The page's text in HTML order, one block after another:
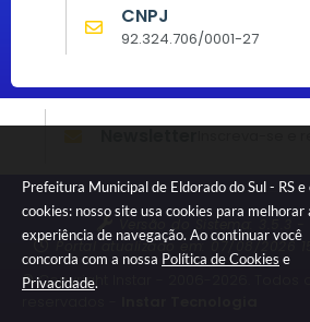
Prefeitura Municipal de Eldorado do Sul - RS e
cookies: nosso site usa cookies para melhorar
experiência de navegação. Ao continuar você
concorda com a nossa Política de Cookies e
Privacidade.
CNPJ
92.324.706/0001-27
Versão do Sistema:
3.5.3
Portal atualizado em: 07/08/2026
© Copyright Instar - 2006-2026. Todos